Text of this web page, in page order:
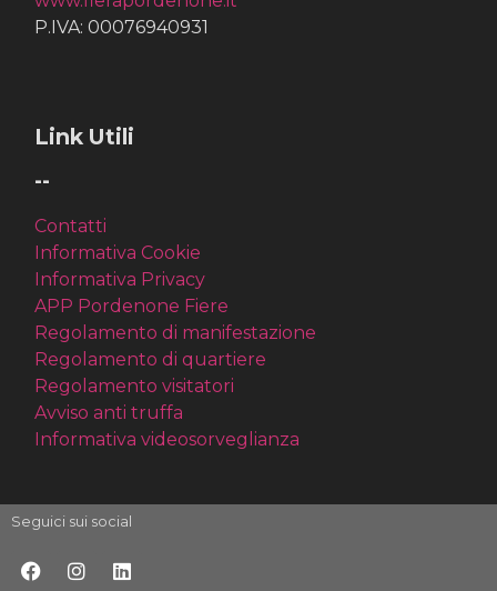
P.IVA: 00076940931
Link Utili
--
Contatti
Informativa Cookie
Informativa Privacy
APP Pordenone Fiere
Regolamento di manifestazione
Regolamento di quartiere
Regolamento visitatori
Avviso anti truffa
Informativa videosorveglianza
Seguici sui social